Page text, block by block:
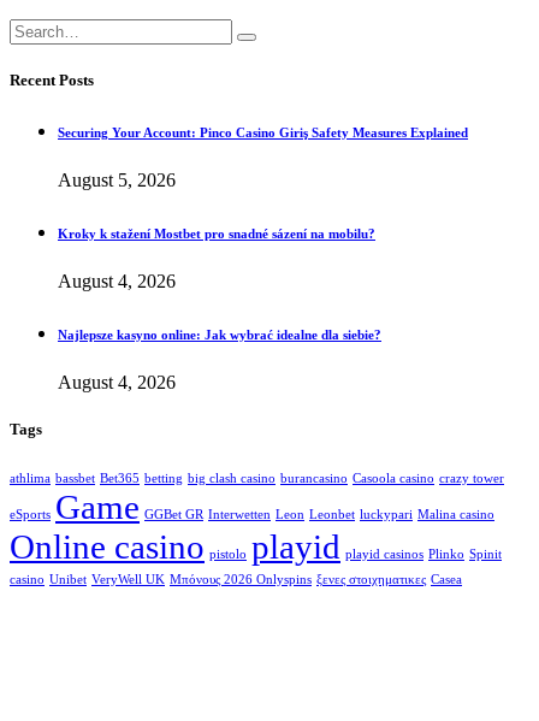
Recent Posts
Securing Your Account: Pinco Casino Giriş Safety Measures Explained
August 5, 2026
Kroky k stažení Mostbet pro snadné sázení na mobilu?
August 4, 2026
Najlepsze kasyno online: Jak wybrać idealne dla siebie?
August 4, 2026
Tags
athlima bassbet Bet365 betting big clash casino burancasino Casoola casino crazy tower
eSports Game GGBet GR Interwetten Leon Leonbet luckypari Malina casino
Online casino pistolo playid playid casinos Plinko Spinit
casino Unibet VeryWell UK Μπόνους 2026 Onlyspins ξενες στοιχηματικες Сasea